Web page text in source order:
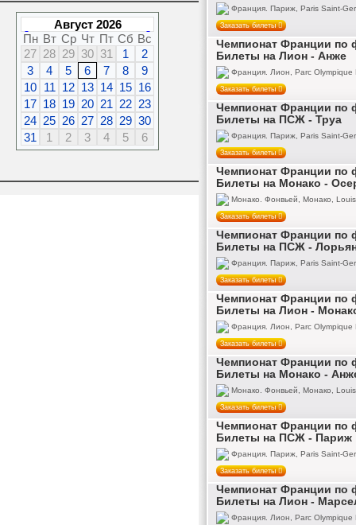
Франция. Париж, Paris Saint-
Заказать билеты
Чемпионат Франции по
Билеты на Лион - Анже
Франция. Лион, Parc Olympique
Заказать билеты
Чемпионат Франции по
Билеты на ПСЖ - Труа
Франция. Париж, Paris Saint-
Заказать билеты
Чемпионат Франции по
Билеты на Монако -
Монако. Фонвьей, Монако,
Заказать билеты
Чемпионат Франции по
Билеты на ПСЖ -
Франция. Париж, Paris Saint-
Заказать билеты
Чемпионат Франции по
Билеты на Лион -
Франция. Лион, Parc Olympique
Заказать билеты
Чемпионат Франции по
Билеты на Монако -
Монако. Фонвьей, Монако,
Заказать билеты
Чемпионат Франции по
Билеты на ПСЖ - Париж
Франция. Париж, Paris Saint-
Заказать билеты
Чемпионат Франции по
Билеты на Лион -
Франция. Лион, Parc Olympique
Август 2026
Пн Вт Ср Чт Пт Сб Вс
27 28 29 30 31 1
2
3
4 5 6 7 8
9
10 11 12 13 14 15 16
17 18 19 20 21 22 23
24 25 26 27 28 29 30
31
1 2 3 4 5 6